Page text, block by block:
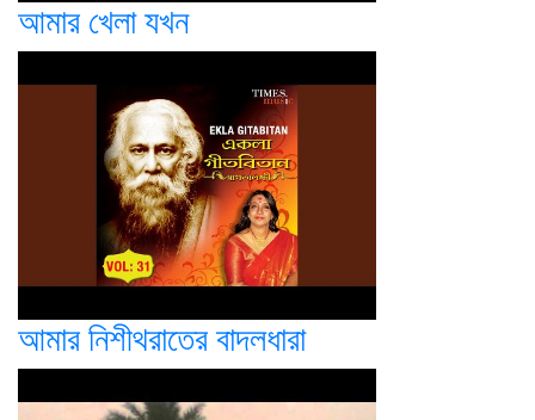
আমার খেলা যখন
আমার নিশীথরাতের বাদলধারা